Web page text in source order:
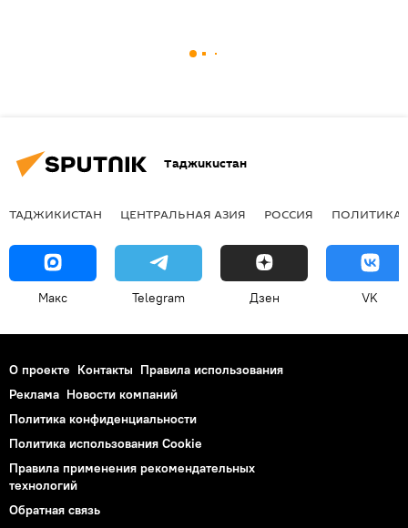
Таджикистан
ТАДЖИКИСТАН ЦЕНТРАЛЬНАЯ АЗИЯ РОССИЯ ПОЛИТИКА
Макс Telegram Дзен VK
О проекте Контакты Правила использования
Реклама Новости компаний
Политика конфиденциальности
Политика использования Cookie
Правила применения рекомендательных
технологий
Обратная связь